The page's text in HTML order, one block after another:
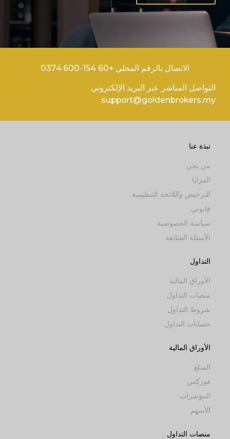
الاتصال بالرقم المحلي +60 154-600 0374
التواصل المباشر عبر البريد الإلكتروني
support@goldenbrokers.my
نبذة عنا
من نحن
المزايا
الترخيص واللائحة التنظيمية
قانوني
سياسة الخصوصية
الأسئلة الشائعة
التداول
الأوراق المالية
منصات التداول
شروط التداول
حسابات التداول
الأوراق المالية
السلع
فوركس
المؤشرات
الأسهم
منصات التداول